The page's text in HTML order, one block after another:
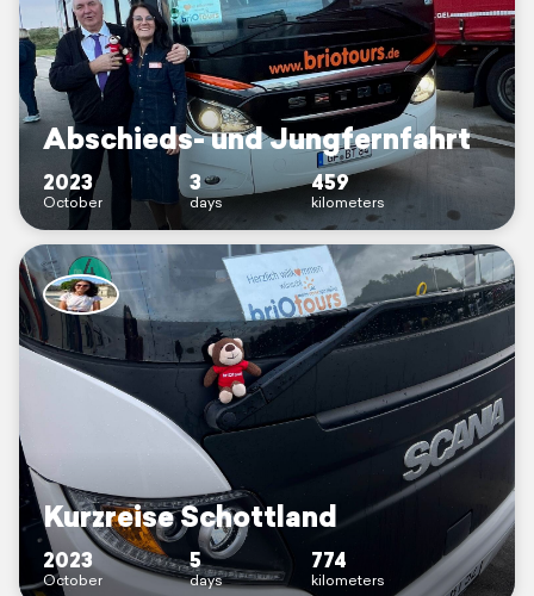
Abschieds- und Jungfernfahrt
2023
October
3
days
459
kilometers
Kurzreise Schottland
2023
October
5
days
774
kilometers